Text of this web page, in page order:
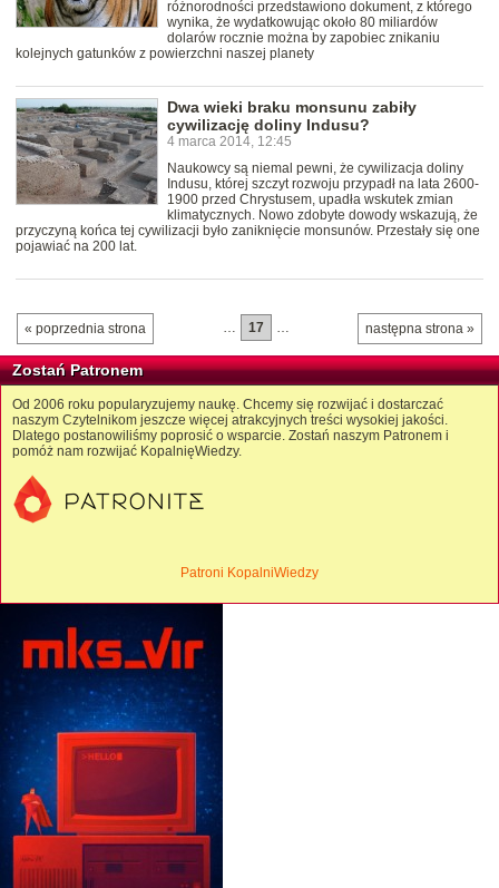
różnorodności przedstawiono dokument, z którego
wynika, że wydatkowując około 80 miliardów
dolarów rocznie można by zapobiec znikaniu
kolejnych gatunków z powierzchni naszej planety
Dwa wieki braku monsunu zabiły
cywilizację doliny Indusu?
4 marca 2014, 12:45
Naukowcy są niemal pewni, że cywilizacja doliny
Indusu, której szczyt rozwoju przypadł na lata 2600-
1900 przed Chrystusem, upadła wskutek zmian
klimatycznych. Nowo zdobyte dowody wskazują, że
przyczyną końca tej cywilizacji było zaniknięcie monsunów. Przestały się one
pojawiać na 200 lat.
« poprzednia strona następna strona »
… 17 …
Zostań Patronem
Od 2006 roku popularyzujemy naukę. Chcemy się rozwijać i dostarczać
naszym Czytelnikom jeszcze więcej atrakcyjnych treści wysokiej jakości.
Dlatego postanowiliśmy poprosić o wsparcie. Zostań naszym Patronem i
pomóż nam rozwijać KopalnięWiedzy.
Patroni KopalniWiedzy